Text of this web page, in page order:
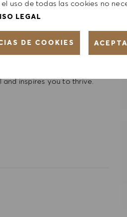
uso de todas las cookies no
LEGAL
DE COOKIES
Our inclusive culture
employment opportunity.
inspires you to thrive.